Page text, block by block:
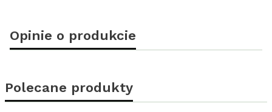
Opinie o produkcie
Polecane produkty